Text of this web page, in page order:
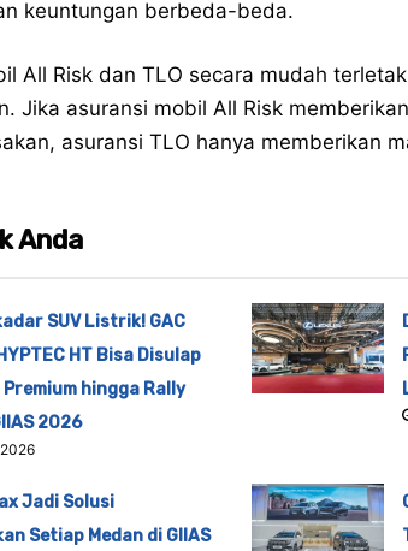
keuntungan berbeda-beda.
All Risk dan TLO secara mudah
Jika asuransi mobil All Risk
asuransi TLO hanya memberikan
Anda
SUV Listrik! GAC
HT Bisa Disulap
hingga Rally
2026
Jadi Solusi
Setiap Medan di GIIAS